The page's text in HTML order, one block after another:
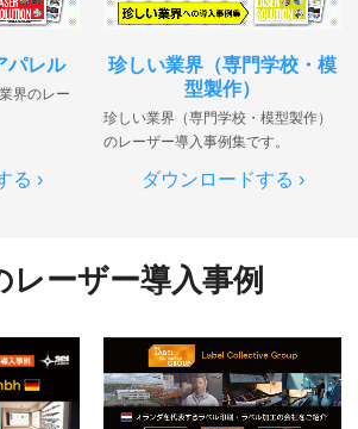
パレル
界のレー
る ›
珍しい業界（専門学校・模
型製作）
珍しい業界（専門学校・模型製作）
のレーザー導入事例集です。
ダウンロードする ›
レーザー導入事例